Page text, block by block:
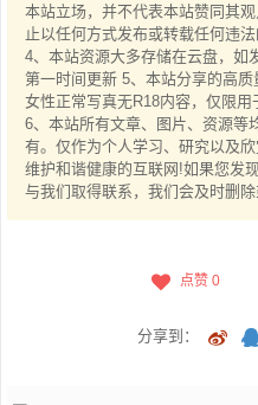
本站立场，并不代表本站赞同其
止以任何方式发布或转载任何违
4、本站资源大多存储在云盘，如
第一时间更新 5、本站分享的高
女性正常写真无R18内容，仅限
6、本站所有文章、图片、资源等
有。仅作为个人学习、研究以及
维护和谐健康的互联网!如果您发
与我们取得联系，我们会及时删除
点赞 0
分享到：